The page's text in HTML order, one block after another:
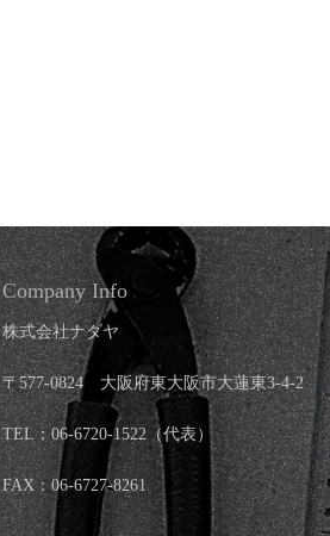
Company Info
株式会社ナダヤ
〒577-0824 大阪府東大阪市大蓮東3-4-2
TEL：06-6720-1522（代表）
FAX：06-6727-8261